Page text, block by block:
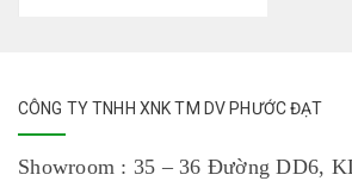
CÔNG TY TNHH XNK TM DV PHƯỚC ĐẠT
Showroom : 35 – 36 Đường DD6,